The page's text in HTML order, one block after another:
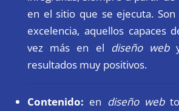
en el sitio que se ejecuta.
excelencia, aquellos capaces
vez más en el diseño weby
resultados muy positivos.
Contenido: en diseño web